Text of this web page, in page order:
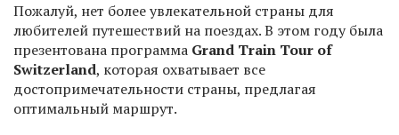
Пожалуй, нет более увлекательной страны для
любителей путешествий на поездах. В этом году была
презентована программа Grand Train Tour of
Switzerland, которая охватывает все
достопримечательности страны, предлагая
оптимальный маршрут.